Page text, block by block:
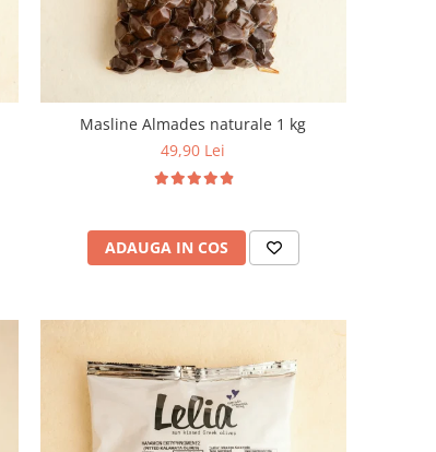
Masline Almades naturale 1 kg
49,90 Lei
ADAUGA IN COS